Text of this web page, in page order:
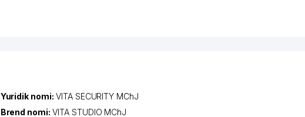
Yuridik nomi: VITA SECURITY MChJ
Brend nomi: VITA STUDIO MChJ